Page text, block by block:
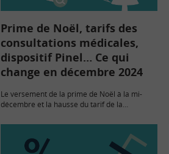
Prime de Noël, tarifs des
consultations médicales,
dispositif Pinel… Ce qui
change en décembre 2024
Le versement de la prime de Noël à la mi-
décembre et la hausse du tarif de la
de la deuxième quinzaine…